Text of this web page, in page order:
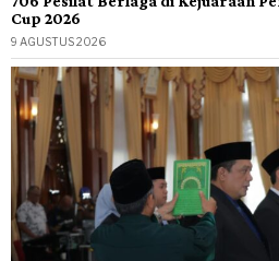
Cup 2026
9 AGUSTUS 2026